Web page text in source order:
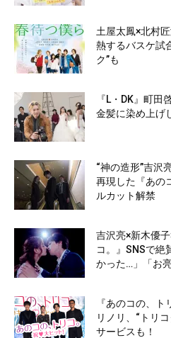
土屋太鳳×北村
熱するバスケ試
ク”も
『L・DK』町田
金髪に染め上げ
“神の造形”吉沢
再現した『あの
ルカット解禁
吉沢亮×新木優
コ。』SNSで絶
かった…」「お
『あのコの、
リノリ、“トリ
サービスも！